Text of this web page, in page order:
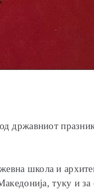
државниот
школа и
туку и за